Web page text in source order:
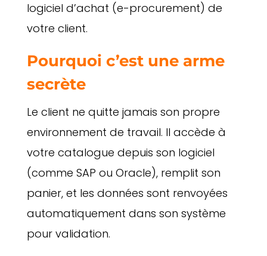
logiciel d’achat (e-procurement) de
votre client.
Pourquoi c’est une arme
secrète
Le client ne quitte jamais son propre
environnement de travail. Il accède à
votre catalogue depuis son logiciel
(comme SAP ou Oracle), remplit son
panier, et les données sont renvoyées
automatiquement dans son système
pour validation.